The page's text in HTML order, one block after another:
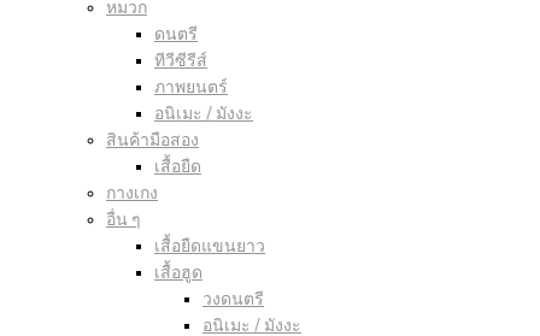
หมวก
ดนตรี
ทีวีซีรีส์
ภาพยนตร์
อนิเมะ / มังงะ
สินค้ามือสอง
เสื้อยืด
กางเกง
อื่น ๆ
เสื้อยืดแขนยาว
เสื้อฮูด
วงดนตรี
อนิเมะ / มังงะ